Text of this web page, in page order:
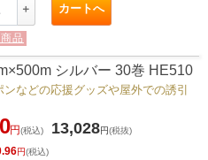
＋ カートへ
品
シルバー 30巻 HE510
などの応援グッズや屋外での誘引
円(税込) 13,028円(税抜)
円(税込)